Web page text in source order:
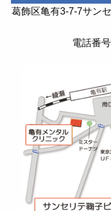
葛飾区亀有3-7-7サン
電話番